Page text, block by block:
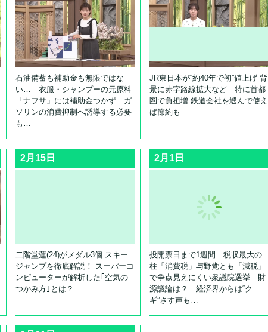
石油備蓄も補助金も無限ではな
い… 衣服・シャンプーの元原料
「ナフサ」には補助金つかず ガ
ソリンの消費抑制へ誘導する必要
も…
JR東日本が“約40年で初”値上げ 背
景に赤字路線拡大など 特に首都
圏で負担増 鉄道会社を選んで使え
ば節約も
2月15日
二階堂蓮(24)がメダル3個 スキー
ジャンプを徹底解説！ スーパーコ
ンピューターが解析した｢空気の
つかみ方｣とは？
2月1日
投開票日まで1週間 税収最大の
柱「消費税」与野党とも「減税」
で争点見えにくい衆議院選挙 財
源議論は？ 経済界からは“ク
ギ”さす声も…